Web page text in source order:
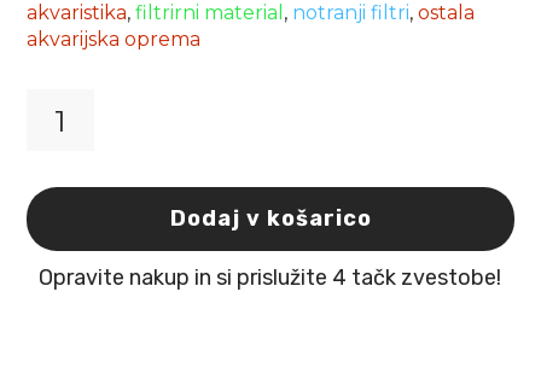
akvaristika,filtrirni material , notranji filtri,ostala
akvarijska oprema
filter
Swordfish
1000
Flamingo
Dodaj v košarico
Opravite nakup in si prislužite 4 tačk zvestobe!